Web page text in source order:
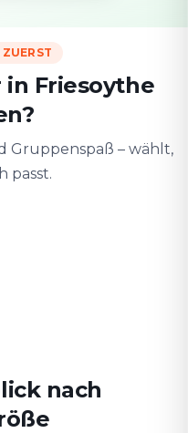
Friesoythe
Gruppenspaß – wählt,
passt.
nach